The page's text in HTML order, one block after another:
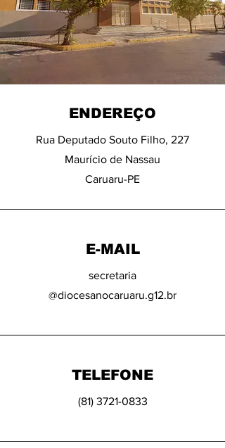
ENDEREÇO
Rua Deputado Souto Filho, 227
Maurício de Nassau
Caruaru-PE
E-MAIL
secretaria
@diocesanocaruaru.g12.br
TELEFONE
(81) 3721-0833